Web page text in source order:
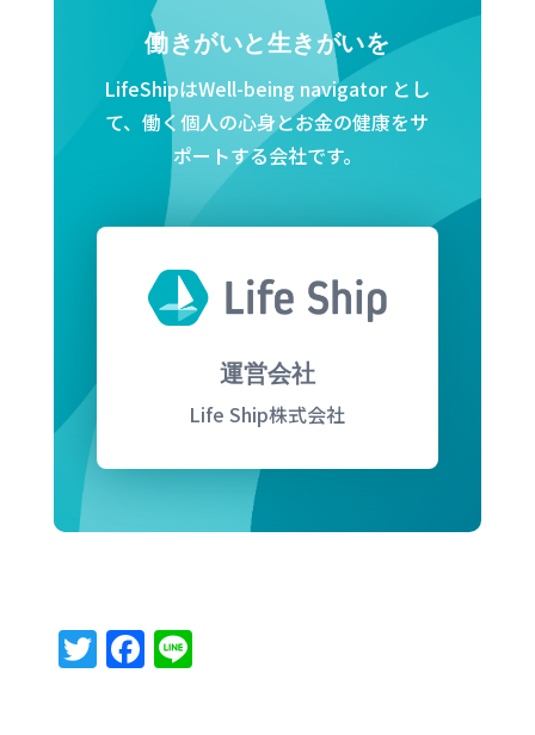
働きがいと生きがいを
LifeShipはWell-being navigator とし
て、働く個人の心身とお金の健康をサ
ポートする会社です。
運営会社
Life Ship株式会社
T F Li